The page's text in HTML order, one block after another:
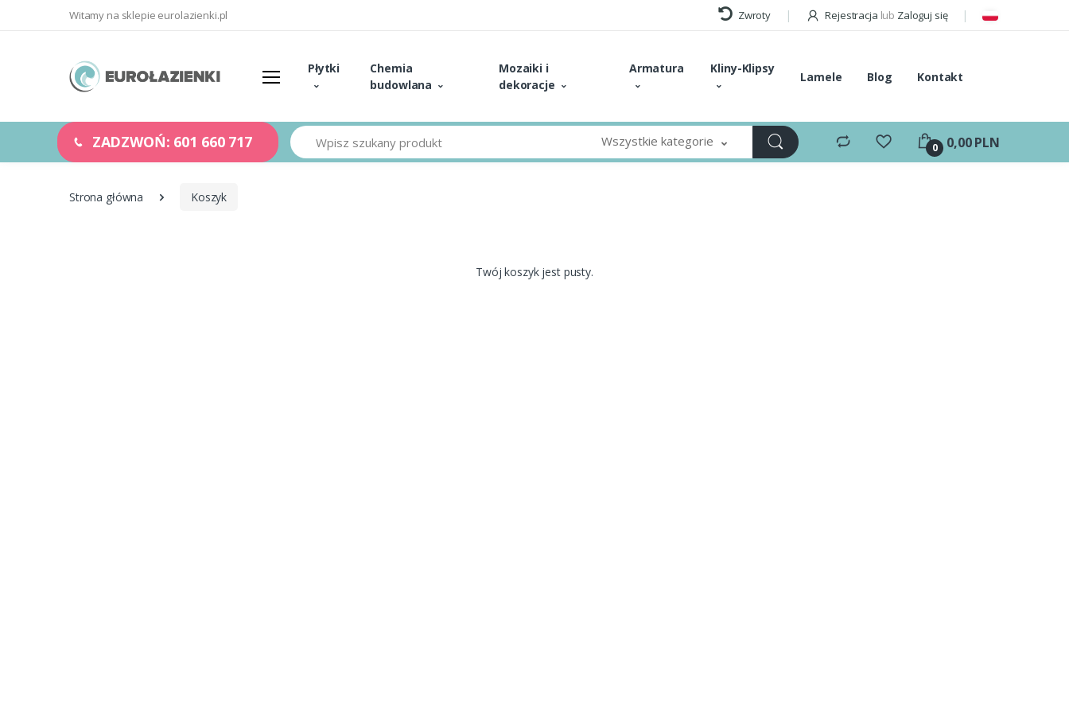
Witamy na sklepie eurolazienki.pl Zwroty Rejestracja lub Zaloguj się
Płytki
Chemia
budowlana
Mozaiki i
dekoracje
Armatura Kliny-Klipsy
Lamele Blog Kontakt
ZADZWOŃ: 601 660 717 Szukaj Wszystkie kategorie 0 0,00 PLN
Strona główna Koszyk
Twój koszyk jest pusty.